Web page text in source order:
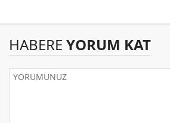
HABERE YORUM KAT